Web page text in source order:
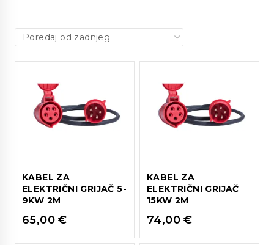
KABEL ZA
ELEKTRIČNI GRIJAČ 5-
9KW 2M
65,00€
KABEL ZA
ELEKTRIČNI GRIJAČ
15KW 2M
74,00€